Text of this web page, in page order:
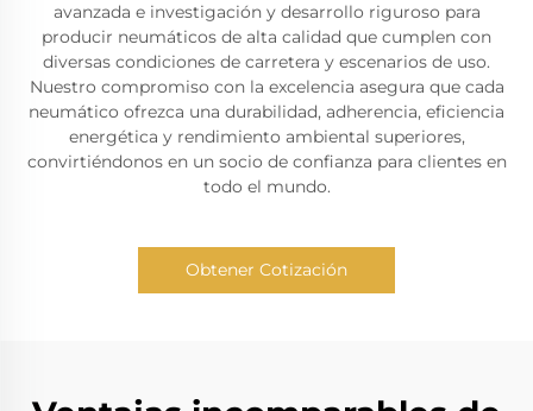
avanzada e investigación y desarrollo riguroso para
producir neumáticos de alta calidad que cumplen con
diversas condiciones de carretera y escenarios de uso.
Nuestro compromiso con la excelencia asegura que cada
neumático ofrezca una durabilidad, adherencia, eficiencia
energética y rendimiento ambiental superiores,
convirtiéndonos en un socio de confianza para clientes en
todo el mundo.
Obtener Cotización